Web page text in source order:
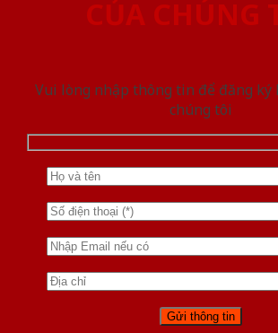
CỦA CHÚNG
Vui lòng nhập thông tin để đăng ký
chúng tôi